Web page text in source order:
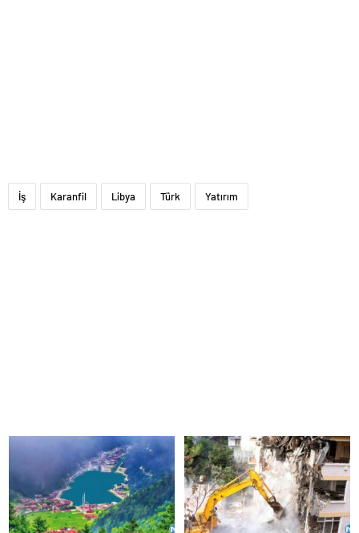
İş Karanfil Libya Türk Yatırım